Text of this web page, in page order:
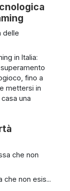
in Italia:
fino a
mettersi in
una
che non esis...